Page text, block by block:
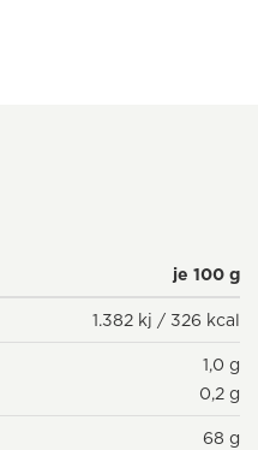
je 100 g
1.382 kj / 326 kcal
1,0 g
0,2 g
68 g